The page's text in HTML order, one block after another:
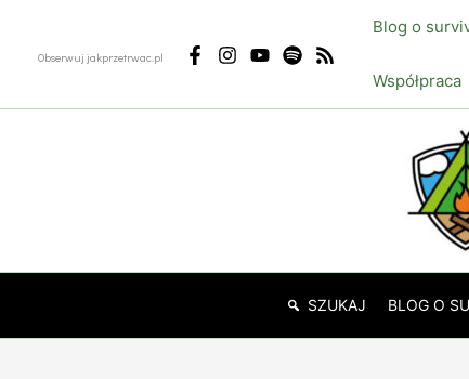
Obserwuj jakprzetrwac.pl
Blog o
Współpraca
BLOG O
SZUKAJ